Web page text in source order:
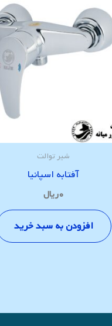
شیر توالت
آفتابه اسپانیا
۰ریال
افزودن به سبد خرید